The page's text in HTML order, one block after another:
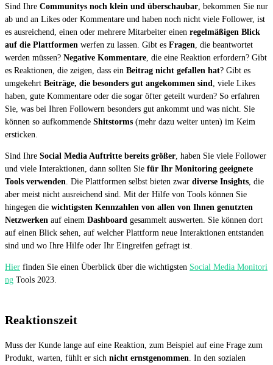
Sind Ihre Communitys noch klein und überschaubar , bekommen Sie nur
ab und an Likes oder Kommentare und haben noch nicht viele Follower, ist
es ausreichend, einen oder mehrere Mitarbeiter einen regelmäßigen Blick
auf die Plattformen werfen zu lassen. Gibt es Fragen , die beantwortet
werden müssen? Negative Kommentare , die eine Reaktion erfordern? Gibt
es Reaktionen, die zeigen, dass ein Beitrag nicht gefallen hat? Gibt es
umgekehrt Beiträge, die besonders gut angekommen sind , viele Likes
haben, gute Kommentare oder die sogar öfter geteilt wurden? So erfahren
Sie, was bei Ihren Followern besonders gut ankommt und was nicht. Sie
können so aufkommende Shitstorms (mehr dazu weiter unten) im Keim
ersticken.
Sind Ihre Social Media Auftritte bereits größer , haben Sie viele Follower
und viele Interaktionen, dann sollten Sie für Ihr Monitoring geeignete
Tools verwenden . Die Plattformen selbst bieten zwar diverse Insights , die
aber meist nicht ausreichend sind. Mit der Hilfe von Tools können Sie
hingegen die wichtigsten Kennzahlen von allen von Ihnen genutzten
Netzwerken auf einem Dashboard gesammelt auswerten. Sie können dort
auf einen Blick sehen, auf welcher Plattform neue Interaktionen entstanden
sind und wo Ihre Hilfe oder Ihr Eingreifen gefragt ist.
Hier finden Sie einen Überblick über die wichtigsten Social Media Monitori
ng Tools 2023.
Reaktionszeit
Muss der Kunde lange auf eine Reaktion, zum Beispiel auf eine Frage zum
Produkt, warten, fühlt er sich nicht ernstgenommen . In den sozialen